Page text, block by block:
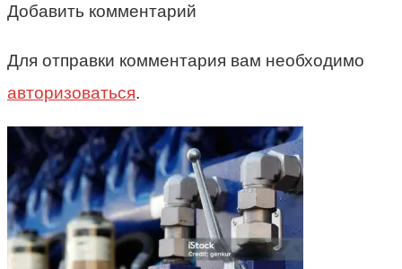
Добавить комментарий
Для отправки комментария вам необходимо
авторизоваться.